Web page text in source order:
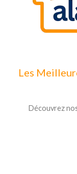
Les
Découvrez